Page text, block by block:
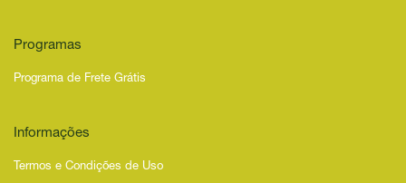
Programas
Programa de Frete Grátis
Informações
Termos e Condições de Uso